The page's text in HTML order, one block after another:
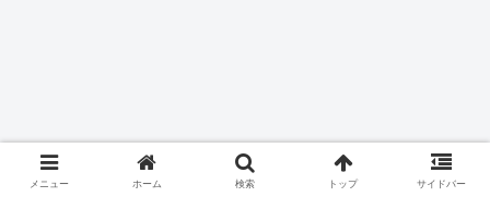
メニュー ホーム 検索 トップ サイドバー